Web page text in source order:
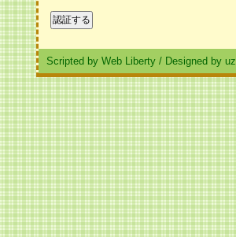
Scripted by Web Liberty / Designed by uz